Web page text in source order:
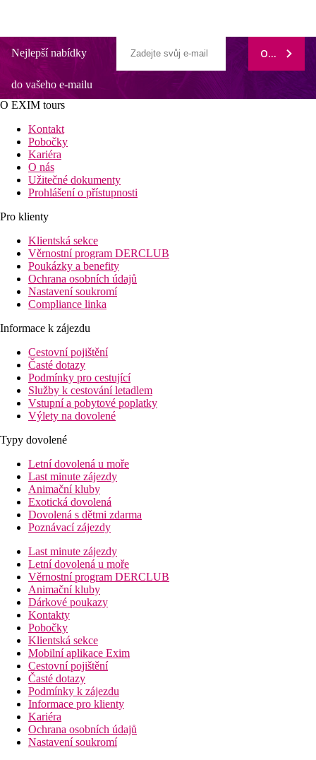
Nejlepší nabídky
do vašeho e-mailu
ODEBÍRAT
O EXIM tours
Kontakt
Pobočky
Kariéra
O nás
Užitečné dokumenty
Prohlášení o přístupnosti
Pro klienty
Klientská sekce
Věrnostní program DERCLUB
Poukázky a benefity
Ochrana osobních údajů
Nastavení soukromí
Compliance linka
Informace k zájezdu
Cestovní pojištění
Časté dotazy
Podmínky pro cestující
Služby k cestování letadlem
Vstupní a pobytové poplatky
Výlety na dovolené
Typy dovolené
Letní dovolená u moře
Last minute zájezdy
Animační kluby
Exotická dovolená
Dovolená s dětmi zdarma
Poznávací zájezdy
Last minute zájezdy
Letní dovolená u moře
Věrnostní program DERCLUB
Animační kluby
Dárkové poukazy
Kontakty
Pobočky
Klientská sekce
Mobilní aplikace Exim
Cestovní pojištění
Časté dotazy
Podmínky k zájezdu
Informace pro klienty
Kariéra
Ochrana osobních údajů
Nastavení soukromí